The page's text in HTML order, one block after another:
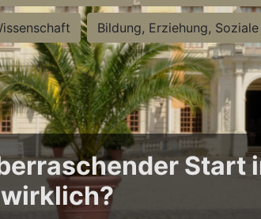
Bildung, Erziehung,
Start